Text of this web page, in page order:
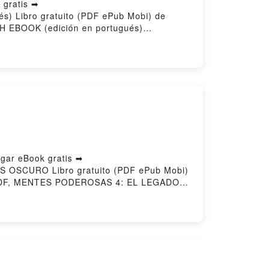
gratis ➡
Libro gratuito (PDF ePub Mobi) de
EBOOK (edición en portugués)
VK, MURTAGH EBOOK (edición en
eBook gratis ➡
OSCURO Libro gratuito (PDF ePub Mobi)
MENTES PODEROSAS 4: EL LEGADO
MAS OSCURO ALEXANDRA